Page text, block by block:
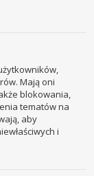
Mają oni
blokowania,
tematów na
aby
i